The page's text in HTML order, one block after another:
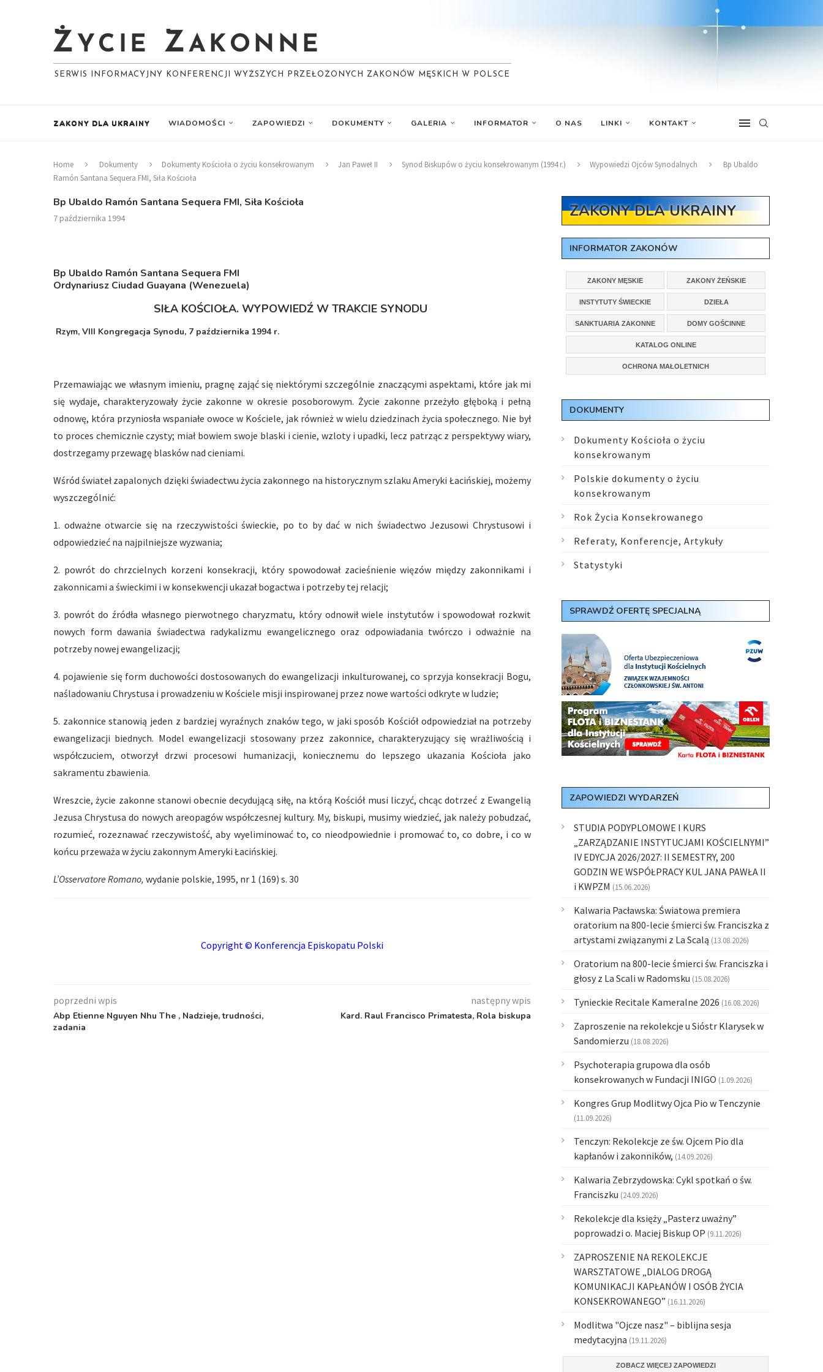
SERWIS INFORMACYJNY KONFERENCJI WYŻSZYCH PRZEŁOŻONYCH ZAKONÓW MĘSKICH W POLSCE
ZAKONY DLA UKRAINY WIADOMOŚCI ZAPOWIEDZI DOKUMENTY GALERIA INFORMATOR O NAS LINKI KONTAKT
Home Dokumenty Dokumenty Kościoła o życiu konsekrowanym Jan Paweł II Synod Biskupów o życiu konsekrowanym (1994 r.) Wypowiedzi Ojców Synodalnych
Bp Ubaldo
Ramón Santana Sequera FMI, Siła Kościoła
Bp Ubaldo Ramón Santana Sequera FMI, Siła Kościoła
7 października 1994
Bp Ubaldo Ramón Santana Sequera FMI
Ordynariusz Ciudad Guayana (Wenezuela)
SIŁA KOŚCIOŁA. WYPOWIEDŹ W TRAKCIE SYNODU
Rzym, VIII Kongregacja Synodu, 7 października 1994 r.
Przemawiając we własnym imieniu, pragnę zająć się niektórymi szczególnie znaczącymi aspektami, które jak mi
się wydaje, charakteryzowały życie zakonne w okresie posoborowym. Życie zakonne przeżyło głęboką i pełną
odnowę, która przyniosła wspaniałe owoce w Kościele, jak również w wielu dziedzinach życia społecznego. Nie był
to proces chemicznie czysty; miał bowiem swoje blaski i cienie, wzloty i upadki, lecz patrząc z perspektywy wiary,
dostrzegamy przewagę blasków nad cieniami.
Wśród świateł zapalonych dzięki świadectwu życia zakonnego na historycznym szlaku Ameryki Łacińskiej, możemy
wyszczególnić:
1. odważne otwarcie się na rzeczywistości świeckie, po to by dać w nich świadectwo Jezusowi Chrystusowi i
odpowiedzieć na najpilniejsze wyzwania;
2. powrót do chrzcielnych korzeni konsekracji, który spowodował zacieśnienie więzów między zakonnikami i
zakonnicami a świeckimi i w konsekwencji ukazał bogactwa i potrzeby tej relacji;
3. powrót do źródła własnego pierwotnego charyzmatu, który odnowił wiele instytutów i spowodował rozkwit
nowych form dawania świadectwa radykalizmu ewangelicznego oraz odpowiadania twórczo i odważnie na
potrzeby nowej ewangelizacji;
4. pojawienie się form duchowości dostosowanych do ewangelizacji inkulturowanej, co sprzyja konsekracji Bogu,
naśladowaniu Chrystusa i prowadzeniu w Kościele misji inspirowanej przez nowe wartości odkryte w ludzie;
5. zakonnice stanowią jeden z bardziej wyraźnych znaków tego, w jaki sposób Kościół odpowiedział na potrzeby
ewangelizacji biednych. Model ewangelizacji stosowany przez zakonnice, charakteryzujący się wrażliwością i
współczuciem, otworzył drzwi procesowi humanizacji, koniecznemu do lepszego ukazania Kościoła jako
sakramentu zbawienia.
Wreszcie, życie zakonne stanowi obecnie decydującą siłę, na którą Kościół musi liczyć, chcąc dotrzeć z Ewangelią
Jezusa Chrystusa do nowych areopagów współczesnej kultury. My, biskupi, musimy wiedzieć, jak należy pobudzać,
rozumieć, rozeznawać rzeczywistość, aby wyeliminować to, co nieodpowiednie i promować to, co dobre, i co w
końcu przeważa w życiu zakonnym Ameryki Łacińskiej.
L’Osservatore Romano, wydanie polskie, 1995, nr 1 (169) s. 30
Copyright © Konferencja Episkopatu Polski
poprzedni wpis
Abp Etienne Nguyen Nhu The , Nadzieje, trudności,
zadania
następny wpis
Kard. Raul Francisco Primatesta, Rola biskupa
ZAKONY DLA UKRAINY
INFORMATOR ZAKONÓW
ZAKONY MĘSKIE ZAKONY ŻEŃSKIE
INSTYTUTY ŚWIECKIE DZIEŁA
SANKTUARIA ZAKONNE DOMY GOŚCINNE
KATALOG ONLINE
OCHRONA MAŁOLETNICH
DOKUMENTY
Dokumenty Kościoła o życiu
konsekrowanym
Polskie dokumenty o życiu
konsekrowanym
Rok Życia Konsekrowanego
Referaty, Konferencje, Artykuły
Statystyki
SPRAWDŹ OFERTĘ SPECJALNĄ
ZAPOWIEDZI WYDARZEŃ
STUDIA PODYPLOMOWE I KURS
„ZARZĄDZANIE INSTYTUCJAMI KOŚCIELNYMI”
IV EDYCJA 2026/2027: II SEMESTRY, 200
GODZIN WE WSPÓŁPRACY KUL JANA PAWŁA II
i KWPZM (15.06.2026)
Kalwaria Pacławska: Światowa premiera
oratorium na 800-lecie śmierci św. Franciszka z
artystami związanymi z La Scalą (13.08.2026)
Oratorium na 800-lecie śmierci św. Franciszka i
głosy z La Scali w Radomsku (15.08.2026)
Tynieckie Recitale Kameralne 2026 (16.08.2026)
Zaproszenie na rekolekcje u Sióstr Klarysek w
Sandomierzu (18.08.2026)
Psychoterapia grupowa dla osób
konsekrowanych w Fundacji INIGO (1.09.2026)
Kongres Grup Modlitwy Ojca Pio w Tenczynie
(11.09.2026)
Tenczyn: Rekolekcje ze św. Ojcem Pio dla
kapłanów i zakonników, (14.09.2026)
Kalwaria Zebrzydowska: Cykl spotkań o św.
Franciszku (24.09.2026)
Rekolekcje dla księży „Pasterz uważny”
poprowadzi o. Maciej Biskup OP (9.11.2026)
ZAPROSZENIE NA REKOLEKCJE
WARSZTATOWE „DIALOG DROGĄ
KOMUNIKACJI KAPŁANÓW I OSÓB ŻYCIA
KONSEKROWANEGO” (16.11.2026)
Modlitwa "Ojcze nasz" – biblijna sesja
medytacyjna (19.11.2026)
ZOBACZ WIĘCEJ ZAPOWIEDZI